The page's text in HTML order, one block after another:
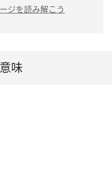
ジを読み解こう
味